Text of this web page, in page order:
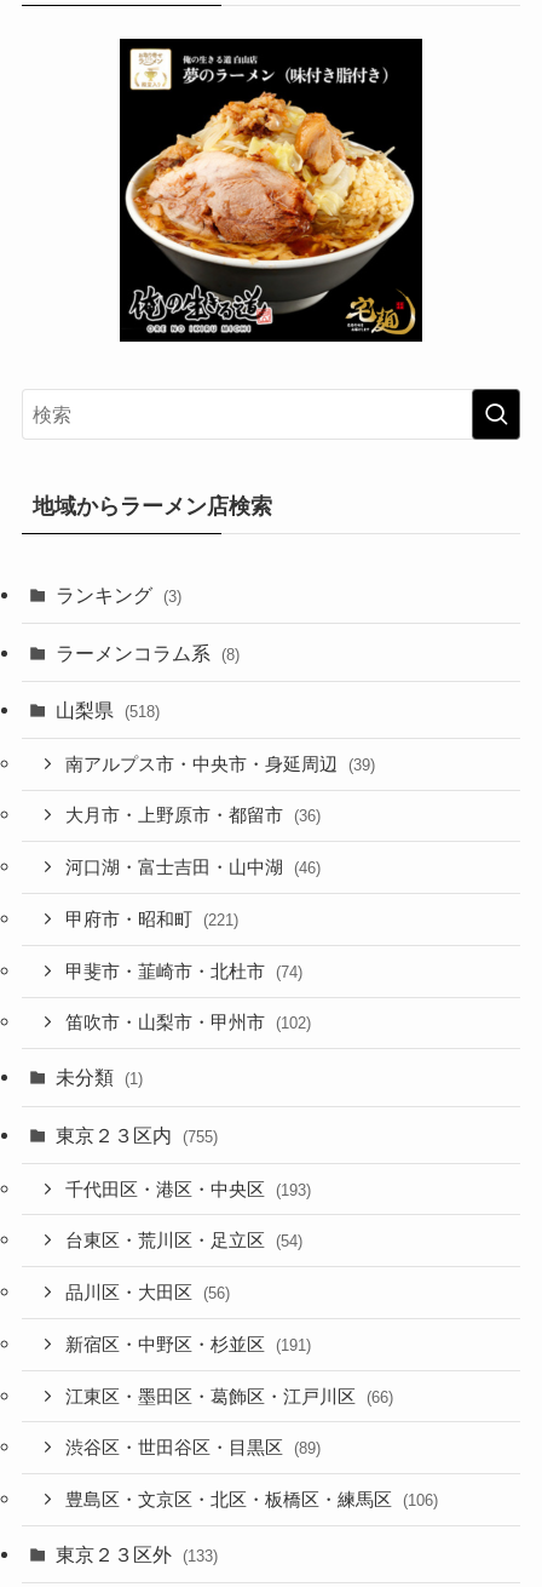
地域からラーメン店検索
ランキング (3)
ラーメンコラム系 (8)
山梨県 (518)
南アルプス市・中央市・身延周辺 (39)
大月市・上野原市・都留市 (36)
河口湖・富士吉田・山中湖 (46)
甲府市・昭和町 (221)
甲斐市・韮崎市・北杜市 (74)
笛吹市・山梨市・甲州市 (102)
未分類 (1)
東京２３区内 (755)
千代田区・港区・中央区 (193)
台東区・荒川区・足立区 (54)
品川区・大田区 (56)
新宿区・中野区・杉並区 (191)
江東区・墨田区・葛飾区・江戸川区 (66)
渋谷区・世田谷区・目黒区 (89)
豊島区・文京区・北区・板橋区・練馬区 (106)
東京２３区外 (133)